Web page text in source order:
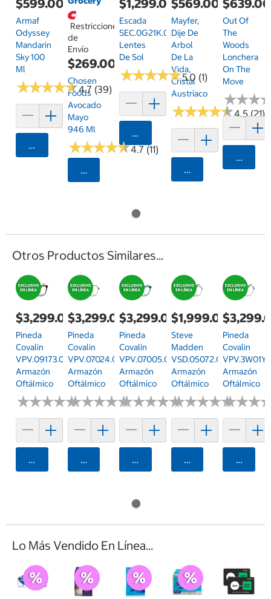
$599.00
Armaf
Odyssey
Mandarin
Sky 100
Ml
★★★★★
★★★★★4.7 (39)
Agregar
Restricciones
de
Envío
$269.00
Chosen
Foods
Avocado
Mayo
946 Ml
★★★★★
★★★★★4.7 (11)
Seleccionar Código Postal
$1,299.00
Escada
SEC.0G21K.0700.52
Lentes
De Sol
★★★★★
★★★★★5.0 (1)
Agregar
$569.00
Mayfer,
Dije De
Arbol
De La
Vida,
Cristal
Austríaco
★★★★★
★★★★★4.5 (21)
Agregar
$639.00
Out Of
The
Woods
Lonchera
On The
Move
★★★
★★★
Otros Productos Similares...
$3,299.00
Pineda
Covalin
VPV.09173.0GRN.54
Armazón
Oftálmico
★★★★★
★★★★★
Agregar
$3,299.00
Pineda
Covalin
VPV.07024.0BRN.57
Armazón
Oftálmico
★★★★★
★★★★★
Agregar
$3,299.00
Pineda
Covalin
VPV.07005.0GRN.54
Armazón
Oftálmico
★★★★★
★★★★★
Agregar
$1,999.00
Steve
Madden
VSD.05072.0GLD.55
Armazón
Oftálmico
★★★★★
★★★★★
Agregar
Pineda
Covalin
Armazón
Oftálmico
★★★
★★★
Lo Más Vendido En Línea...